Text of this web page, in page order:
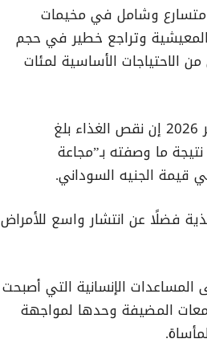
متسارع وشامل في مخيمات
المعيشية وتراجع خطير في حجم
الاحتياجات الأساسية لمئات
وقالت المنسقية في بيان صحفي صدر اليوم الجمعة 16 يناير 2026 إن نقص الغذاء بلغ
ما وصفته بـ”مجاعة
قيمة الجنيه السوداني.
فضلًا عن انتشار واسع للأمراض
الإنسانية التي أصبحت
المضيفة وحدها لمواجهة